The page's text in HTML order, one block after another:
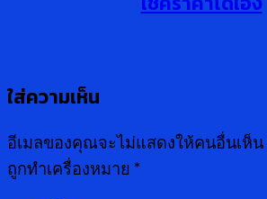
ใส่ความเห็น
อีเมลของคุณจะไม่แสดงให้คนอื่นเห็น
ถูกทำเครื่องหมาย *